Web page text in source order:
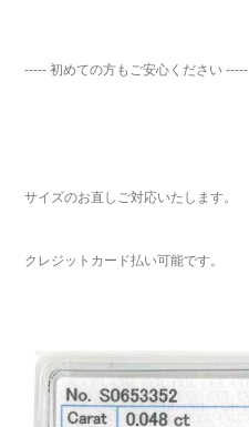
----- 初めての方もご安心ください -----
サイズのお直しご対応いたします。
クレジットカード払い可能です。